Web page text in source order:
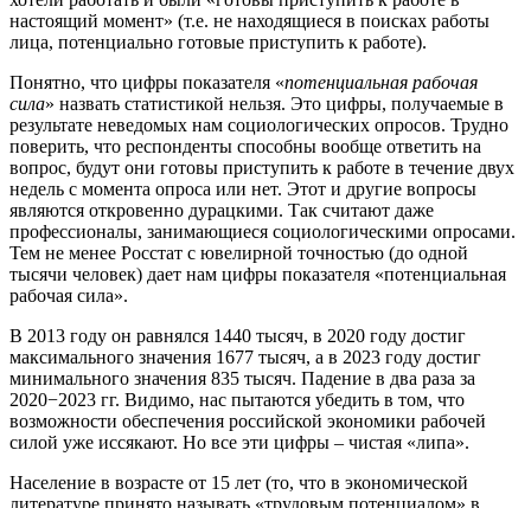
настоящий момент» (т.е. не находящиеся в поисках работы
лица, потенциально готовые приступить к работе).
Понятно, что цифры показателя «потенциальная рабочая
сила» назвать статистикой нельзя. Это цифры, получаемые в
результате неведомых нам социологических опросов. Трудно
поверить, что респонденты способны вообще ответить на
вопрос, будут они готовы приступить к работе в течение двух
недель с момента опроса или нет. Этот и другие вопросы
являются откровенно дурацкими. Так считают даже
профессионалы, занимающиеся социологическими опросами.
Тем не менее Росстат с ювелирной точностью (до одной
тысячи человек) дает нам цифры показателя «потенциальная
рабочая сила».
В 2013 году он равнялся 1440 тысяч, в 2020 году достиг
максимального значения 1677 тысяч, а в 2023 году достиг
минимального значения 835 тысяч. Падение в два раза за
2020−2023 гг. Видимо, нас пытаются убедить в том, что
возможности обеспечения российской экономики рабочей
силой уже иссякают. Но все эти цифры – чистая «липа».
Население в возрасте от 15 лет (то, что в экономической
литературе принято называть «трудовым потенциалом» в